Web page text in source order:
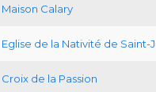
Maison Calary
Eglise de la Nativité de Saint-
Croix de la Passion